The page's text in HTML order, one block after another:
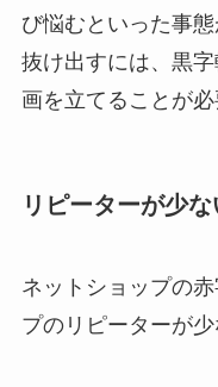
び悩むといった事
抜け出すには、黒
画を立てることが必
リピーターが少な
ネットショップの
プのリピーターが